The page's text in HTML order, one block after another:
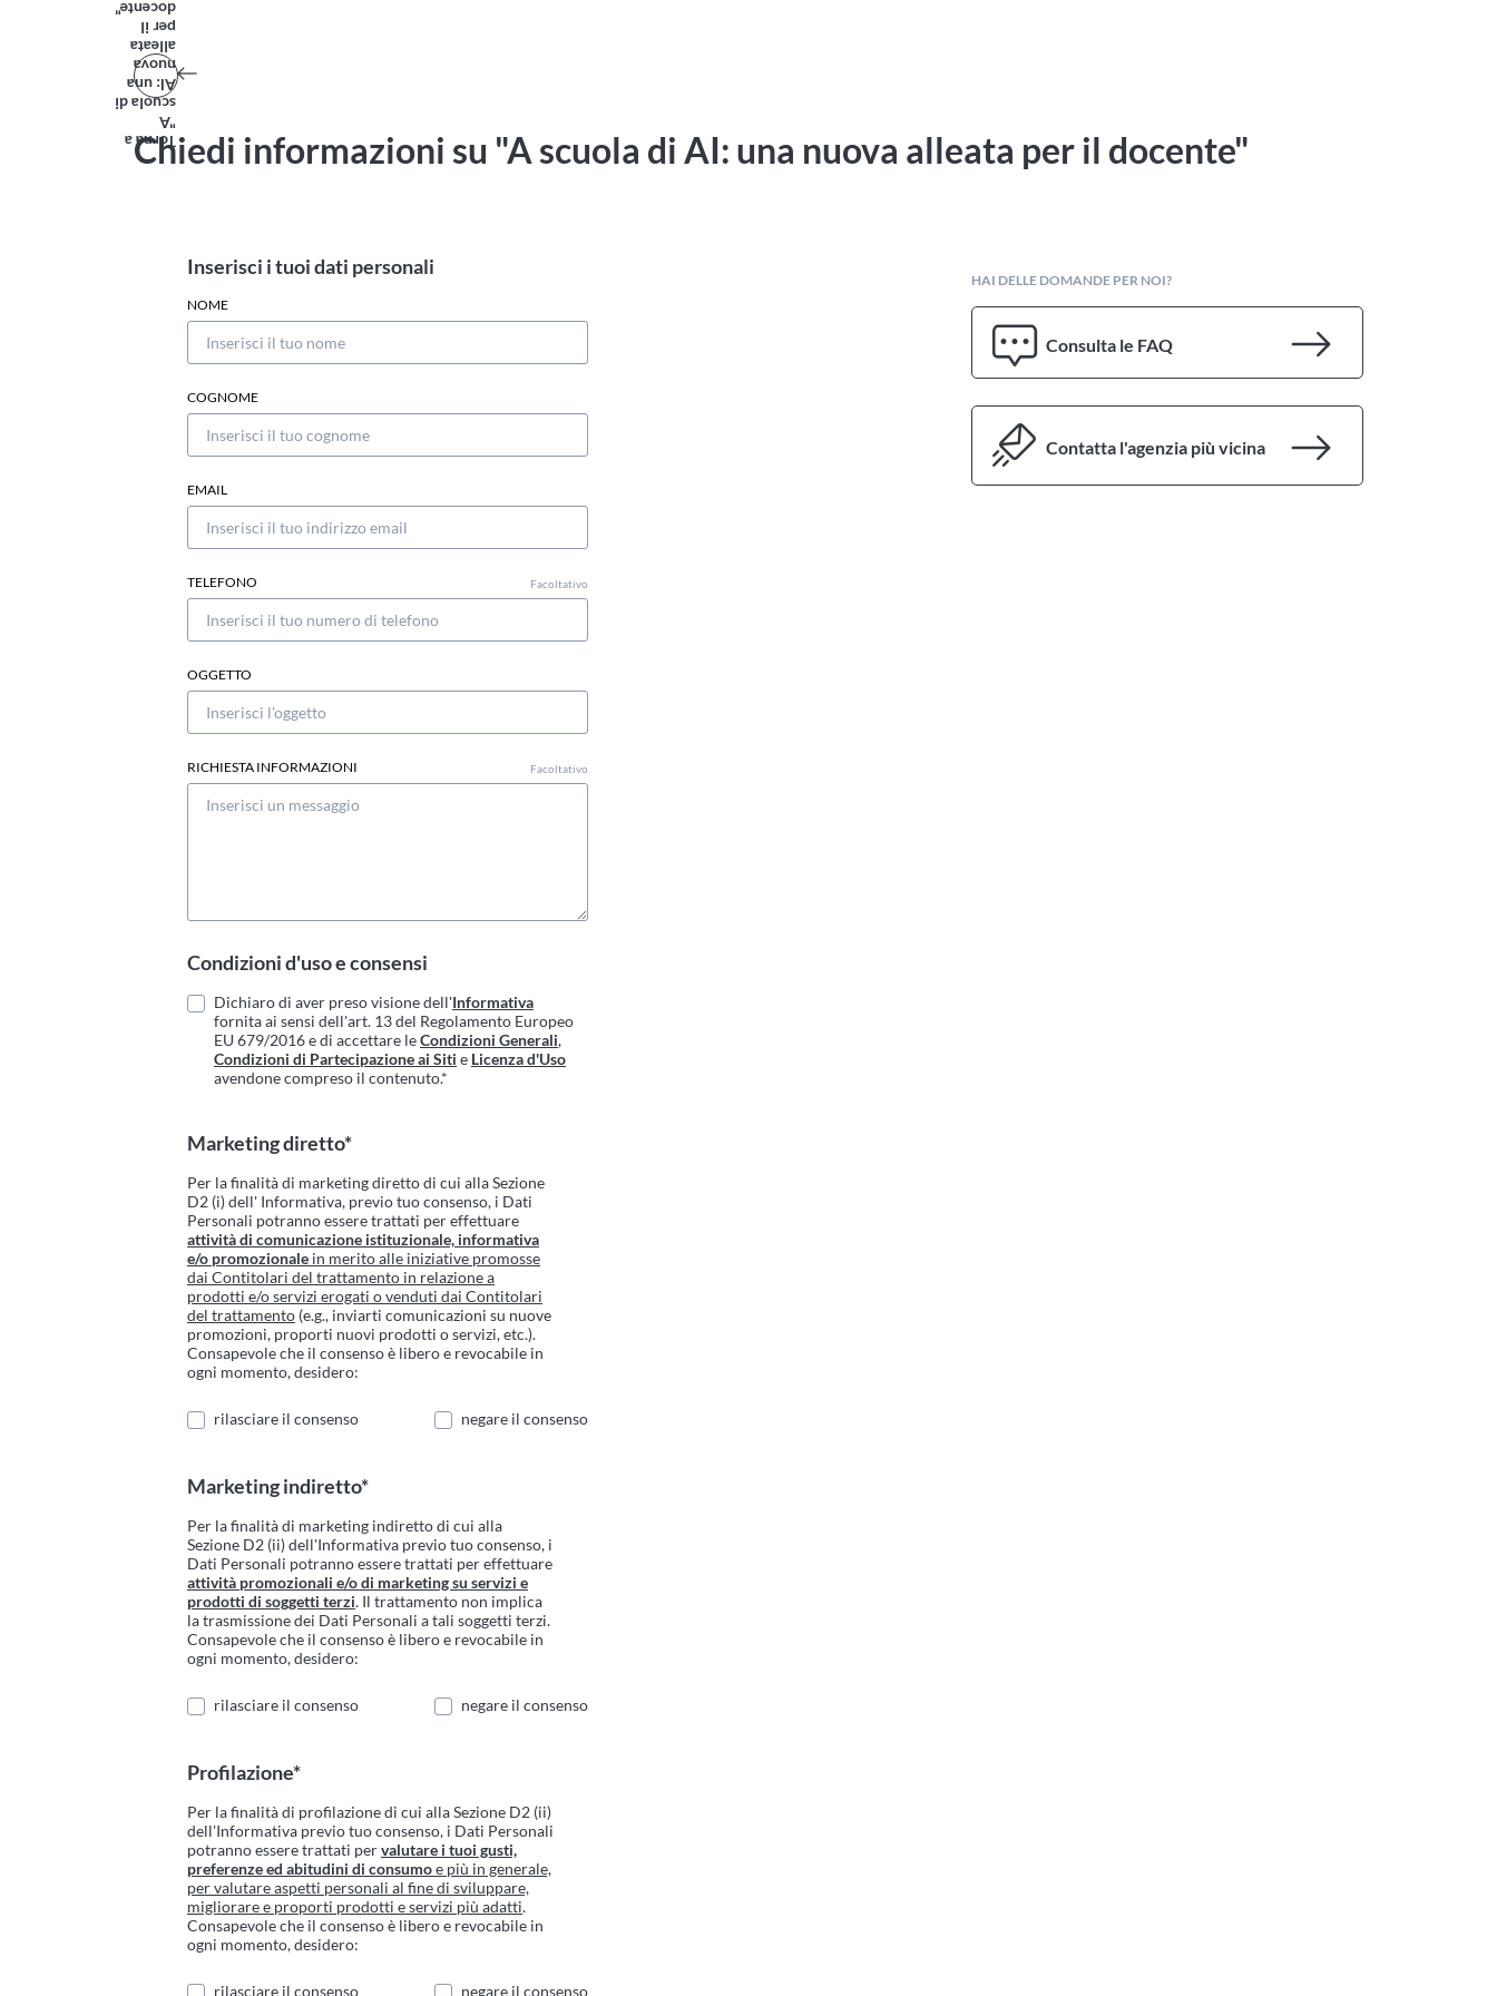
Torna a
"A
scuola di
AI: una
nuova
alleata
per il
docente"
Chiedi informazioni su "A scuola di AI: una nuova alleata per il docente"
Inserisci i tuoi dati personali
NOME
COGNOME
EMAIL
TELEFONO Facoltativo
OGGETTO
RICHIESTA INFORMAZIONI Facoltativo
Condizioni d'uso e consensi
Dichiaro di aver preso visione dell'Informativa
fornita ai sensi dell'art. 13 del Regolamento Europeo
EU 679/2016 e di accettare leCondizioni Generali,
Condizioni di Partecipazione ai Siti e Licenza d'Uso
avendone compreso il contenuto.*
Marketing diretto*
Per la finalità di marketing diretto di cui alla Sezione
D2 (i) dell' Informativa, previo tuo consenso, i Dati
Personali potranno essere trattati per effettuare
attività di comunicazione istituzionale, informativa
e/o promozionale in merito alle iniziative promosse
dai Contitolari del trattamento in relazione a
prodotti e/o servizi erogati o venduti dai Contitolari
del trattamento (e.g., inviarti comunicazioni su nuove
promozioni, proporti nuovi prodotti o servizi, etc.).
Consapevole che il consenso è libero e revocabile in
ogni momento, desidero:
rilasciare il consenso negare il consenso
Marketing indiretto*
Per la finalità di marketing indiretto di cui alla
Sezione D2 (ii) dell'Informativa previo tuo consenso, i
Dati Personali potranno essere trattati per effettuare
attività promozionali e/o di marketing su servizi e
prodotti di soggetti terzi. Il trattamento non implica
la trasmissione dei Dati Personali a tali soggetti terzi.
Consapevole che il consenso è libero e revocabile in
ogni momento, desidero:
rilasciare il consenso negare il consenso
Profilazione*
Per la finalità di profilazione di cui alla Sezione D2 (ii)
dell'Informativa previo tuo consenso, i Dati Personali
potranno essere trattati pervalutare i tuoi gusti,
preferenze ed abitudini di consumoe più in generale,
per valutare aspetti personali al fine di sviluppare,
migliorare e proporti prodotti e servizi più adatti.
Consapevole che il consenso è libero e revocabile in
ogni momento, desidero:
rilasciare il consenso negare il consenso
HAI DELLE DOMANDE PER NOI?
Consulta le FAQ
Contatta l'agenzia più vicina